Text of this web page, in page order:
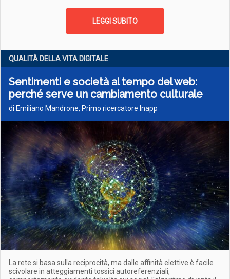
LEGGI SUBITO
QUALITÀ DELLA VITA DIGITALE
Sentimenti e società al tempo del web:
perché serve un cambiamento culturale
di Emiliano Mandrone, Primo ricercatore Inapp
La rete si basa sulla reciprocità, ma dalle affinità elettive è facile
scivolare in atteggiamenti tossici autoreferenziali,